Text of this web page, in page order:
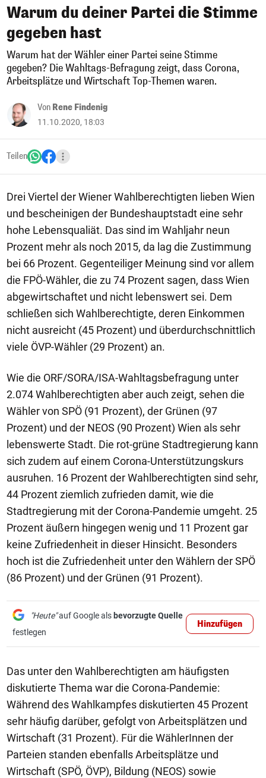
Warum du deiner Partei die Stimme
gegeben hast
Warum hat der Wähler einer Partei seine Stimme
gegeben? Die Wahltags-Befragung zeigt, dass Corona,
Arbeitsplätze und Wirtschaft Top-Themen waren.
Von Rene Findenig
11.10.2020, 18:03
Teilen
Drei Viertel der Wiener Wahlberechtigten lieben Wien
und bescheinigen der Bundeshauptstadt eine sehr
hohe Lebensqualiät. Das sind im Wahljahr neun
Prozent mehr als noch 2015, da lag die Zustimmung
bei 66 Prozent. Gegenteiliger Meinung sind vor allem
die FPÖ-Wähler, die zu 74 Prozent sagen, dass Wien
abgewirtschaftet und nicht lebenswert sei. Dem
schließen sich Wahlberechtigte, deren Einkommen
nicht ausreicht (45 Prozent) und überdurchschnittlich
viele ÖVP-Wähler (29 Prozent) an.
Wie die ORF/SORA/ISA-Wahltagsbefragung unter
2.074 Wahlberechtigten aber auch zeigt, sehen die
Wähler von SPÖ (91 Prozent), der Grünen (97
Prozent) und der NEOS (90 Prozent) Wien als sehr
lebenswerte Stadt. Die rot-grüne Stadtregierung kann
sich zudem auf einem Corona-Unterstützungskurs
ausruhen. 16 Prozent der Wahlberechtigten sind sehr,
44 Prozent ziemlich zufrieden damit, wie die
Stadtregierung mit der Corona-Pandemie umgeht. 25
Prozent äußern hingegen wenig und 11 Prozent gar
keine Zufriedenheit in dieser Hinsicht. Besonders
hoch ist die Zufriedenheit unter den Wählern der SPÖ
(86 Prozent) und der Grünen (91 Prozent).
"Heute"auf Google als bevorzugte Quelle
festlegen
Hinzufügen
Das unter den Wahlberechtigten am häufigsten
diskutierte Thema war die Corona-Pandemie:
Während des Wahlkampfes diskutierten 45 Prozent
sehr häufig darüber, gefolgt von Arbeitsplätzen und
Wirtschaft (31 Prozent). Für die WählerInnen der
Parteien standen ebenfalls Arbeitsplätze und
Wirtschaft (SPÖ, ÖVP), Bildung (NEOS) sowie